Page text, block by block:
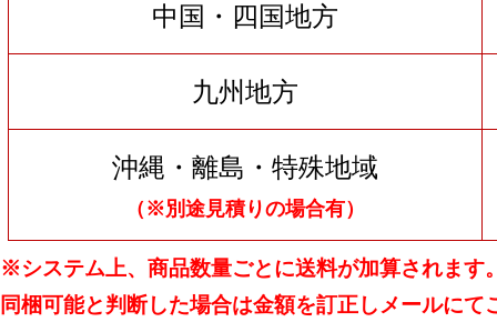
中国・四国地方
九州地方
沖縄・離島・特殊地域
（※別途見積りの場合有）
※システム上、商品数量ごとに送料が加算されます
同梱可能と判断した場合は金額を訂正しメールにて